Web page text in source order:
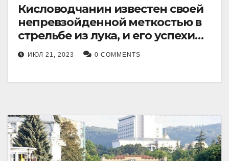
Кисловодчанин известен своей
непревзойденной меткостью в
стрельбе из лука, и его успехи
прославили его в
Ставропольском крае.
ИЮЛ 21, 2023 0 COMMENTS